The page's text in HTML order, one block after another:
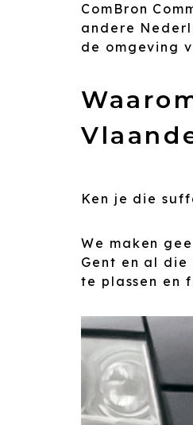
ComBron
andere
de omgeving
Ken je die
We maken
Gent en al
te plassen en